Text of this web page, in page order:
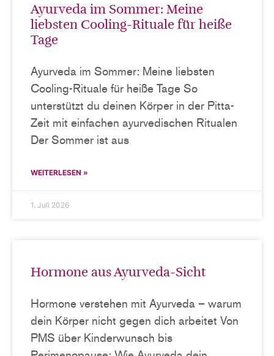
Ayurveda im Sommer: Meine
liebsten Cooling-Rituale für heiße
Tage
Ayurveda im Sommer: Meine liebsten
Cooling-Rituale für heiße Tage So
unterstützt du deinen Körper in der Pitta-
Zeit mit einfachen ayurvedischen Ritualen
Der Sommer ist aus
WEITERLESEN »
1. Juli 2026
Hormone aus Ayurveda-Sicht
Hormone verstehen mit Ayurveda – warum
dein Körper nicht gegen dich arbeitet Von
PMS über Kinderwunsch bis